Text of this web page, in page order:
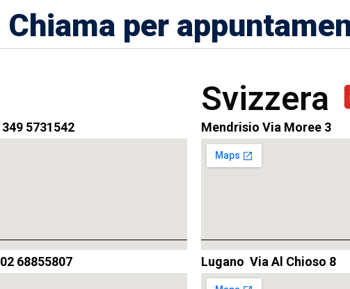
Chiama per
349 5731542
02 68855807
Svizzera
Mendrisio Via Moree 3
Lugano Via Al Chioso 8